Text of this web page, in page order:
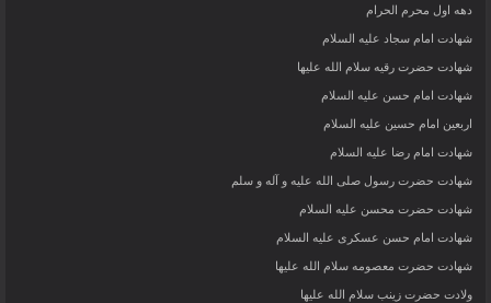
دهه اول محرم الحرام
شهادت امام سجاد علیه السلام
شهادت حضرت رقیه سلام الله علیها
شهادت امام حسن علیه السلام
اربعین امام حسین علیه السلام
شهادت امام رضا علیه السلام
شهادت حضرت رسول صلی الله علیه و آله و سلم
شهادت حضرت محسن علیه السلام
شهادت امام حسن عسکری علیه السلام
شهادت حضرت معصومه سلام الله علیها
ولادت حضرت زینب سلام الله علیها